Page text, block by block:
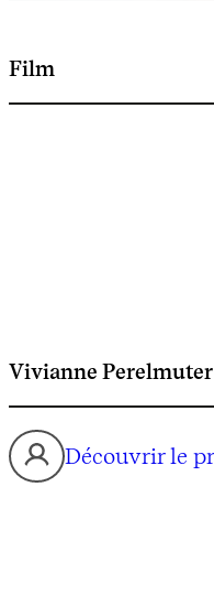
Film
Vivianne Perelmuter
Découvrir le